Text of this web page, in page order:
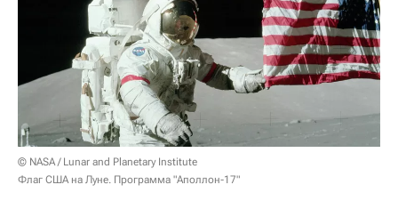
© NASA / Lunar and Planetary Institute
Флаг США на Луне. Программа "Аполлон-17"